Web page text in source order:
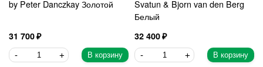
by Peter Danczkay Золотой
31 700
В корзину
Svatun & Bjorn van den Berg
Белый
32 400
В корзину